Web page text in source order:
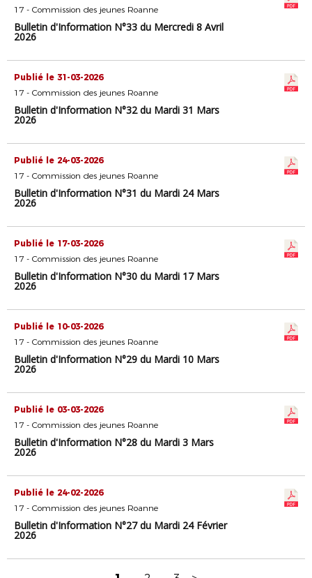
17 - Commission des jeunes Roanne
Bulletin d'Information N°33 du Mercredi 8 Avril
2026
Publié le 31-03-2026
17 - Commission des jeunes Roanne
Bulletin d'Information N°32 du Mardi 31 Mars
2026
Publié le 24-03-2026
17 - Commission des jeunes Roanne
Bulletin d'Information N°31 du Mardi 24 Mars
2026
Publié le 17-03-2026
17 - Commission des jeunes Roanne
Bulletin d'Information N°30 du Mardi 17 Mars
2026
Publié le 10-03-2026
17 - Commission des jeunes Roanne
Bulletin d'Information N°29 du Mardi 10 Mars
2026
Publié le 03-03-2026
17 - Commission des jeunes Roanne
Bulletin d'Information N°28 du Mardi 3 Mars
2026
Publié le 24-02-2026
17 - Commission des jeunes Roanne
Bulletin d'Information N°27 du Mardi 24 Février
2026